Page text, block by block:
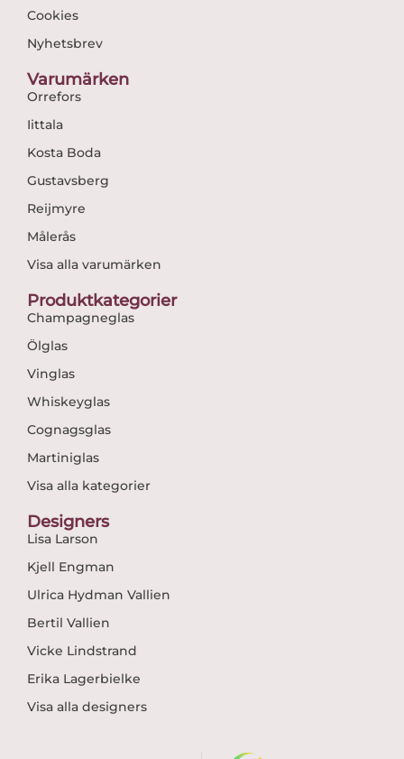
Cookies
Nyhetsbrev
Varumärken
Orrefors
Iittala
Kosta Boda
Gustavsberg
Reijmyre
Målerås
Visa alla varumärken
Produktkategorier
Champagneglas
Ölglas
Vinglas
Whiskeyglas
Cognagsglas
Martiniglas
Visa alla kategorier
Designers
Lisa Larson
Kjell Engman
Ulrica Hydman Vallien
Bertil Vallien
Vicke Lindstrand
Erika Lagerbielke
Visa alla designers